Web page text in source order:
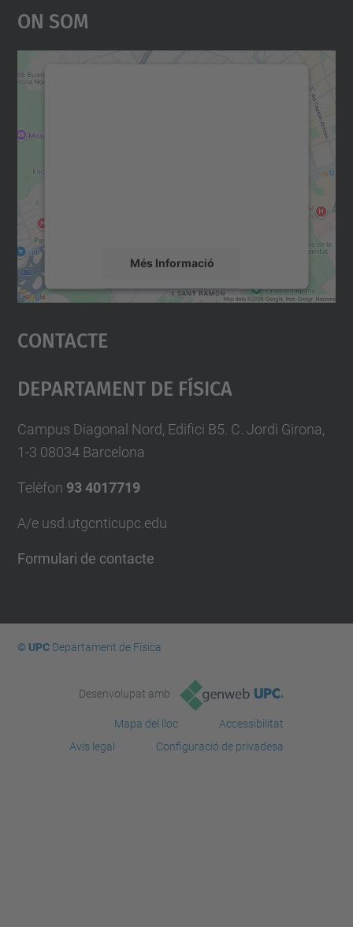
On Som
Més Informació
Accepta
powered by
Contacte
Departament De Física
Campus Diagonal Nord, Edifici B5. C. Jordi Girona,
1-3 08034 Barcelona
Telèfon 93 4017719
A/e usd.utgcnticupc.edu
Formulari de contacte
© UPCDepartament de Física
Desenvolupat amb
Mapa del lloc
Accessibilitat
Avís legal
Configuració de privadesa